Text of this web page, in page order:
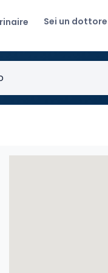
Sei un dottore